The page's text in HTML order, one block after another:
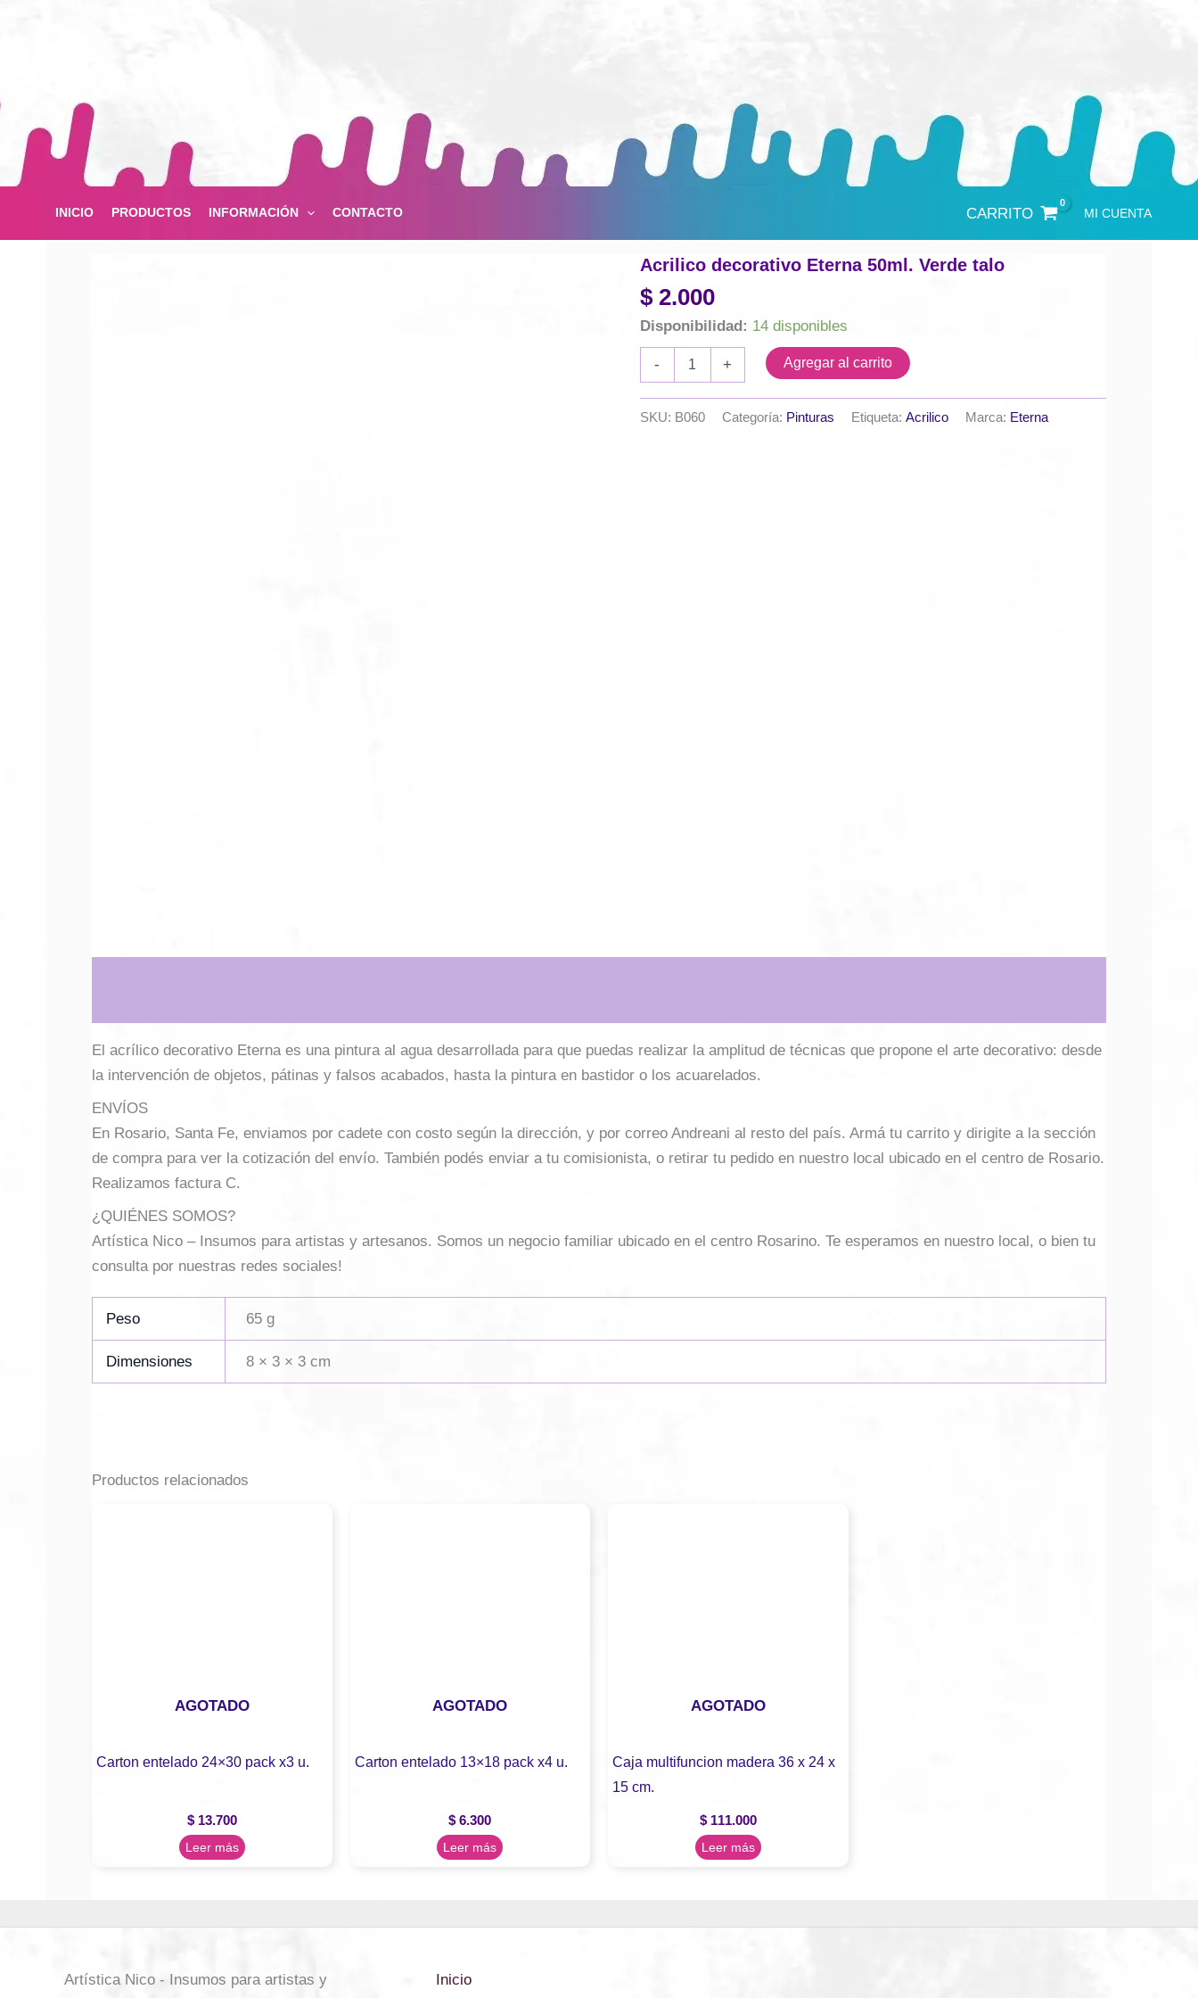
INICIO PRODUCTOS INFORMACIÓN CONTACTO CARRITO MI CUENTA
Acrilico decorativo Eterna 50ml. Verde talo
$2.000
Disponibilidad: 14 disponibles
-
decorativo
Verde
+ Agregar al carrito
SKU: B060 Categoría: Pinturas Etiqueta: Acrilico Marca: Eterna
El acrílico decorativo Eterna es una pintura al agua desarrollada para que puedas realizar la amplitud de técnicas que propone el arte decorativo: desde
la intervención de objetos, pátinas y falsos acabados, hasta la pintura en bastidor o los acuarelados.
ENVÍOS
En Rosario, Santa Fe, enviamos por cadete con costo según la dirección, y por correo Andreani al resto del país. Armá tu carrito y dirigite a la sección
de compra para ver la cotización del envío. También podés enviar a tu comisionista, o retirar tu pedido en nuestro local ubicado en el centro de Rosario.
Realizamos factura C.
¿QUIÉNES SOMOS?
Artística Nico – Insumos para artistas y artesanos. Somos un negocio familiar ubicado en el centro Rosarino. Te esperamos en nuestro local, o bien tu
consulta por nuestras redes sociales!
Peso 65 g
Dimensiones 8 × 3 × 3 cm
Productos relacionados
AGOTADO
Carton entelado 24×30 pack x3 u.
$13.700
Leer más
AGOTADO
Carton entelado 13×18 pack x4 u.
$ 6.300
Leer más
AGOTADO
Caja multifuncion madera 36 x 24 x
15 cm.
$111.000
Leer más
Artística Nico - Insumos para artistas y
Inicio